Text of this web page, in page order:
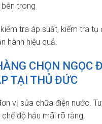
trong
tra áp suất, kiểm tra tụ
hành hiệu quả.
CHỌN NGỌC
TẠI THỦ ĐỨC
vị sửa chữa điện nước.
độ hậu mãi rõ ràng.